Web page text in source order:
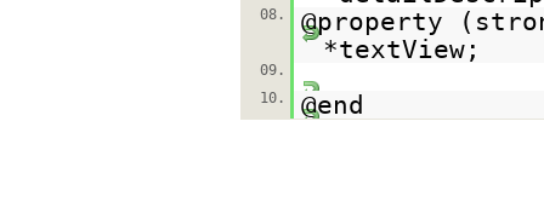
08.
@property
*textView;
09.
10.
@end